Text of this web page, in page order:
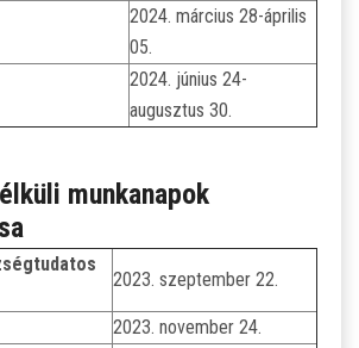
2024. március 28-április
05.
2024. június 24-
augusztus 30.
munkanapok
2023. szeptember 22.
2023. november 24.